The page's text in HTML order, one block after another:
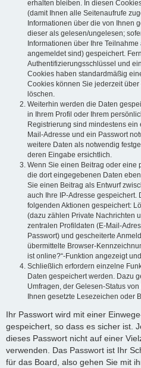
erhalten bleiben. In diesen
(damit Ihnen alle Seitenaufrufe
Informationen über die von Ihnen
dieser als gelesen/ungelesen;
Informationen über Ihre
angemeldet sind) gespeichert.
Authentifizierungsschlüssel und
Cookies haben standardmäßig
Cookies können Sie jederzeit
löschen.
Weiterhin werden die Daten
in Ihrem Profil oder Ihrem
Registrierung sind mindestens
Mail-Adresse und ein Passwort
weitere Daten als notwendig
deren Eingabe ersichtlich.
Wenn Sie einen Beitrag oder eine
die dort eingegebenen Daten
Sie einen Beitrag als Entwurf
auch Ihre IP-Adresse gespeichert.
folgenden Aktionen gespeichert:
(dazu zählen Private Nachrichten
zentralen Profildaten (E-Mail-
Passwort) und gescheiterte
übermittelte Browser-
ist online?“-Funktion angezeigt
Schließlich erfordern einzelne
Daten gespeichert werden. Dazu
Umfragen, der Gelesen-Status
Ihnen gesetzte Lesezeichen oder
Ihr Passwort wird mit einer
gespeichert, so dass es sicher ist.
dieses Passwort nicht auf einer
verwenden. Das Passwort ist Ihr
für das Board, also gehen Sie mit